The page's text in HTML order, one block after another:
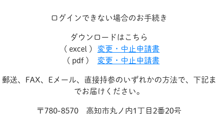
ログインできない場合のお手続き
ダウンロードはこちら
( excel )
変更・中止申請書
( pdf )
変更・中止申請書
郵送、FAX、Eメール、直接持参のいずれかの方法で、下記ま
でお届けください。
〒780-8570 高知市丸ノ内1丁目2番20号